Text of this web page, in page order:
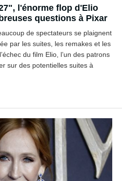
l'énorme flop d'Elio
questions à Pixar
de spectateurs se plaignent
par les suites, les remakes et les
du film Elio, l’un des patrons
sur des potentielles suites à